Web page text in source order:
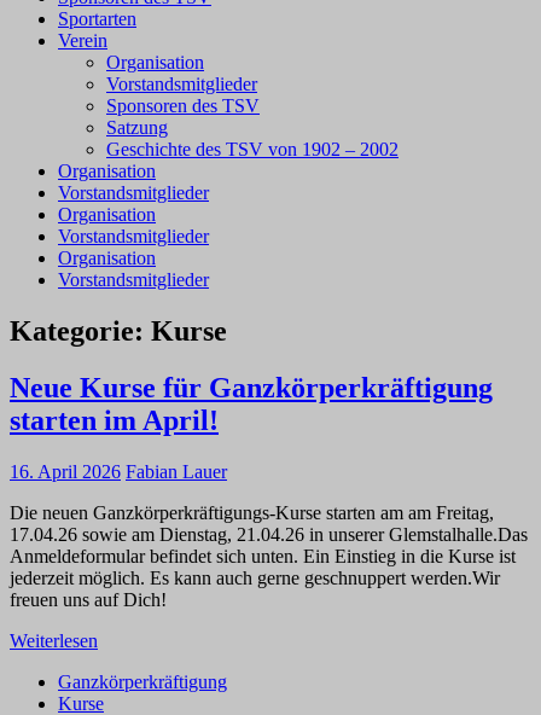
Sportarten
Verein
Organisation
Vorstandsmitglieder
Sponsoren des TSV
Satzung
Geschichte des TSV von 1902 – 2002
Organisation
Vorstandsmitglieder
Organisation
Vorstandsmitglieder
Organisation
Vorstandsmitglieder
Kategorie: Kurse
Neue Kurse für Ganzkörperkräftigung
starten im April!
16. April 2026 Fabian Lauer
Die neuen Ganzkörperkräftigungs-Kurse starten am am Freitag,
17.04.26 sowie am Dienstag, 21.04.26 in unserer Glemstalhalle.Das
Anmeldeformular befindet sich unten. Ein Einstieg in die Kurse ist
jederzeit möglich. Es kann auch gerne geschnuppert werden.Wir
freuen uns auf Dich!
Weiterlesen
Ganzkörperkräftigung
Kurse